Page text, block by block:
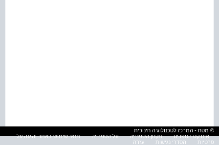
© מטח - המרכז לטכנולוגיה חינוכית
אינדקס הספרים
תקנון הספרייה על הספרייה
תנאי שימוש באתר והגנה על
פרטיות
הסדרי נגישות עזרה